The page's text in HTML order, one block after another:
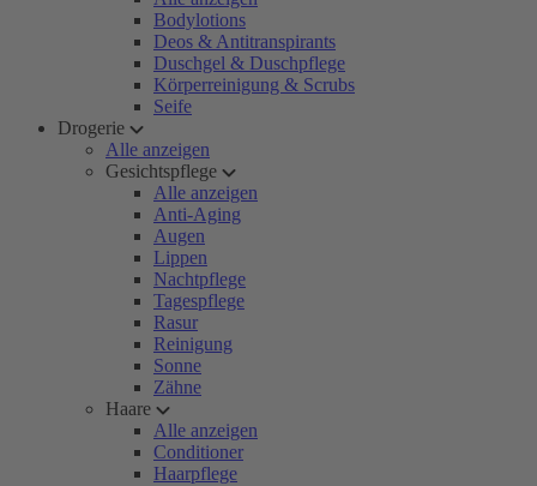
Bodylotions
Deos & Antitranspirants
Duschgel & Duschpflege
Körperreinigung & Scrubs
Seife
Drogerie
Alle anzeigen
Gesichtspflege
Alle anzeigen
Anti-Aging
Augen
Lippen
Nachtpflege
Tagespflege
Rasur
Reinigung
Sonne
Zähne
Haare
Alle anzeigen
Conditioner
Haarpflege